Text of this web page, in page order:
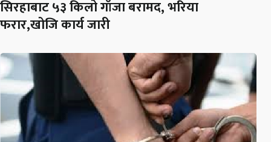
सिरहाबाट ५३ किलो गाँजा बरामद, भरिया
फरार,खोजि कार्य जारी